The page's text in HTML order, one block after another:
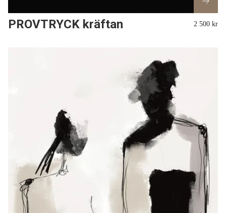
PROVTRYCK kräftan 2 500 kr